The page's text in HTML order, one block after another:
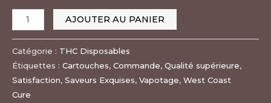
AJOUTER AU PANIER
Catégorie : THC Disposables
Étiquettes : Cartouches, Commande, Qualité supérieure,
Satisfaction, Saveurs Exquises, Vapotage, West Coast
Cure